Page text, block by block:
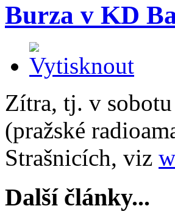
Burza v KD
Zítra, tj. v
(pražské
Strašnicích, viz
Další články...